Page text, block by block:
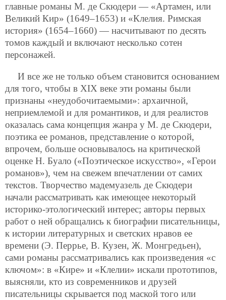
главные романы М. де Скюдери — «Артамен, или
Великий Кир» (1649–1653) и «Клелия. Римская
история» (1654–1660) — насчитывают по десять
томов каждый и включают несколько сотен
персонажей.
И все же не только объем становится основанием
для того, чтобы в XIX веке эти романы были
признаны «неудобочитаемыми»: архаичной,
неприемлемой и для романтиков, и для реалистов
оказалась сама концепция жанра у М. де Скюдери,
поэтика ее романов, представление о которой,
впрочем, больше основывалось на критической
оценке Н. Буало («Поэтическое искусство», «Герои
романов»), чем на свежем впечатлении от самих
текстов. Творчество мадемуазель де Скюдери
начали рассматривать как имеющее некоторый
историко-этологический интерес; авторы первых
работ о ней обращались к биографии писательницы,
к истории литературных и светских нравов ее
времени (Э. Перрье, В. Кузен, Ж. Монгредьен),
сами романы рассматривались как произведения «с
ключом»: в «Кире» и «Клелии» искали прототипов,
выясняли, кто из современников и друзей
писательницы скрывается под маской того или